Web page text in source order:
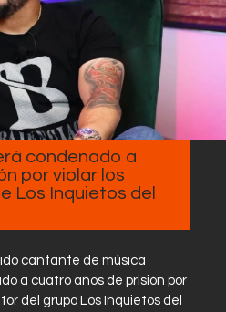
condenado a
por violar los
Los Inquietos del
cantante de música
a cuatro años de prisión por
del grupo Los Inquietos del